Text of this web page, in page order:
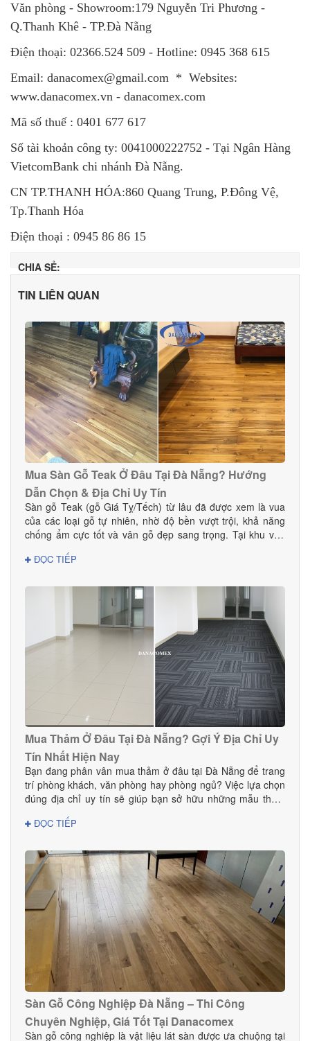
Văn phòng - Showroom:179 Nguyễn Tri Phương -
Q.Thanh Khê - TP.Đà Nẵng
Điện thoại: 02366.524 509 - Hotline: 0945 368 615
Email: danacomex@gmail.com * Websites:
www.danacomex.vn - danacomex.com
Mã số thuế : 0401 677 617
Số tài khoản công ty: 0041000222752 - Tại Ngân Hàng
VietcomBank chi nhánh Đà Nẵng.
CN TP.THANH HÓA:860 Quang Trung, P.Đông Vệ,
Tp.Thanh Hóa
Điện thoại : 0945 86 86 15
CHIA SẺ:
TIN LIÊN QUAN
Mua Sàn Gỗ Teak Ở Đâu Tại Đà Nẵng? Hướng
Dẫn Chọn & Địa Chỉ Uy Tín
Sàn gỗ Teak (gỗ Giá Tỵ/Tếch) từ lâu đã được xem là vua
của các loại gỗ tự nhiên, nhờ độ bền vượt trội, khả năng
chống ẩm cực tốt và vân gỗ đẹp sang trọng. Tại khu vực
— sàn gỗ Teak là lựa chọn hoàn hảo cho cả nhà ở, biệt
Teak ở đâu tại Đà Nẵng để đảm bảo chất lượng thật, giá tốt
và dịch vụ thi công chuyên nghiệp? Hãy cùng Danacomex
ĐỌC TIẾP
Mua Thảm Ở Đâu Tại Đà Nẵng? Gợi Ý Địa Chỉ Uy
Tín Nhất Hiện Nay
Bạn đang phân vân mua thảm ở đâu tại Đà Nẵng để trang
trí phòng khách, văn phòng hay phòng ngủ? Việc lựa chọn
đúng địa chỉ uy tín sẽ giúp bạn sở hữu những mẫu thảm
Trong bài viết này, DANACOMEX giới thiệu đến bạn nơi
tại Đà Nẵng.
ĐỌC TIẾP
Sàn Gỗ Công Nghiệp Đà Nẵng – Thi Công
Chuyên Nghiệp, Giá Tốt Tại Danacomex
Sàn gỗ công nghiệp là vật liệu lát sàn được ưa chuộng tại